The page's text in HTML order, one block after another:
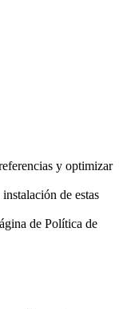
y optimizar
de estas
de Política de